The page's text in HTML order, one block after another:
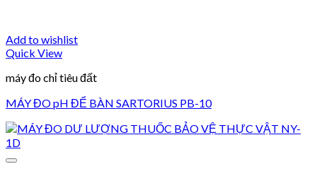
Add to wishlist
Quick View
máy đo chỉ tiêu đất
MÁY ĐO pH ĐỂ BÀN SARTORIUS PB-10